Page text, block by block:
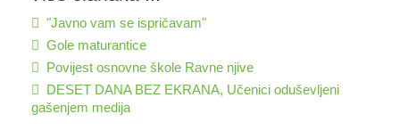
"Javno vam se ispričavam"
Gole maturantice
Povijest osnovne škole Ravne njive
DESET DANA BEZ EKRANA, Učenici oduševljeni
gašenjem medija